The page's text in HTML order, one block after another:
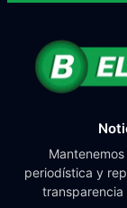
periodística y